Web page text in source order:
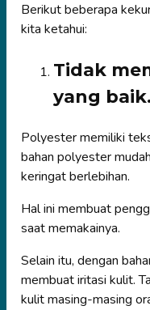
Berikut beberapa
kita ketahui:
Tidak
yang baik.
Polyester memiliki
bahan polyester
keringat berlebihan.
Hal ini membuat
saat memakainya.
Selain itu, dengan
membuat iritasi kulit.
kulit masing-masing